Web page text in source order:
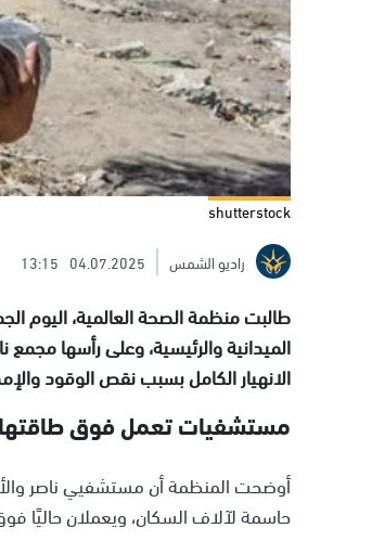
shutterstock
راديو الشمس
04.07.2025
13:15
طالبت منظمة الصحة العالمية، اليوم
الميدانية والرئيسية، وعلى رأسها
الانهيار الكامل بسبب نقص الوقود
مستشفيات تعمل فوق
أوضحت المنظمة أن مستشفيي ناصر
حاسمة لآلاف السكان، ويعملان حاليًا